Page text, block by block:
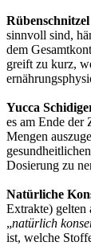
Rübenschnitzel
sinnvoll sind,
dem
greift zu kurz,
Yucca
es am Ende der
Mengen
Dosierung zu
Natürliche
Extrakte) gelten
„natürlich
ist, welche